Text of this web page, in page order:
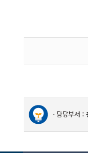
담당부서 :